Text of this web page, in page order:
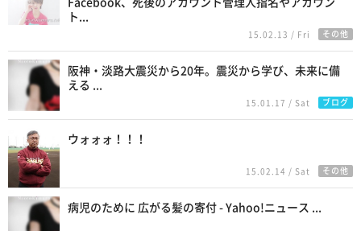
Facebook、死後のアカウント管理人指名やアカウン
ト...
15.02.13 / Fri その他
阪神・淡路大震災から20年。震災から学び、未来に備
える ...
15.01.17 / Sat ブログ
ウォォォ！！！
15.02.14 / Sat その他
病児のために 広がる髪の寄付 - Yahoo!ニュース ...